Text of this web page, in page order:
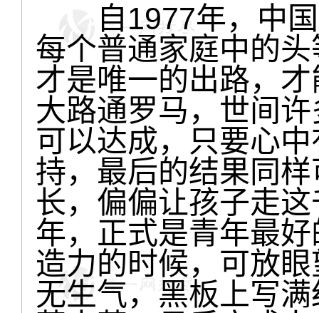
自1977年，中国
每个普通家庭中的
才是唯一的出路，
大路通罗马，世间
可以达成，只要心
持，最后的结果同
长，偏偏让孩子走
年，正式是青年最
造力的时候，可放
无生气，黑板上写